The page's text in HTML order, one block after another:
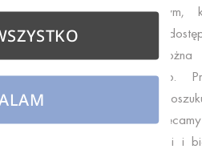
naszym sklepie
minimalistyczny klosz. Lampa
betonu oraz kabla, co można
względem swoich potrzeb.
nowocześnie. Dla osób
innowacyjnych konstrukcji
utrzymane w odcieniu czerni i